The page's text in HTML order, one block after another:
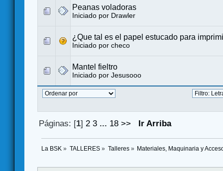
Peanas voladoras
Iniciado por Drawler
¿Que tal es el papel estucado para
Iniciado por checo
Mantel fieltro
Iniciado por Jesusooo
Páginas: [1] 2 3 ... 18 >> Ir Arriba
La BSK » TALLERES» Talleres» Materiales, Maquinaria y